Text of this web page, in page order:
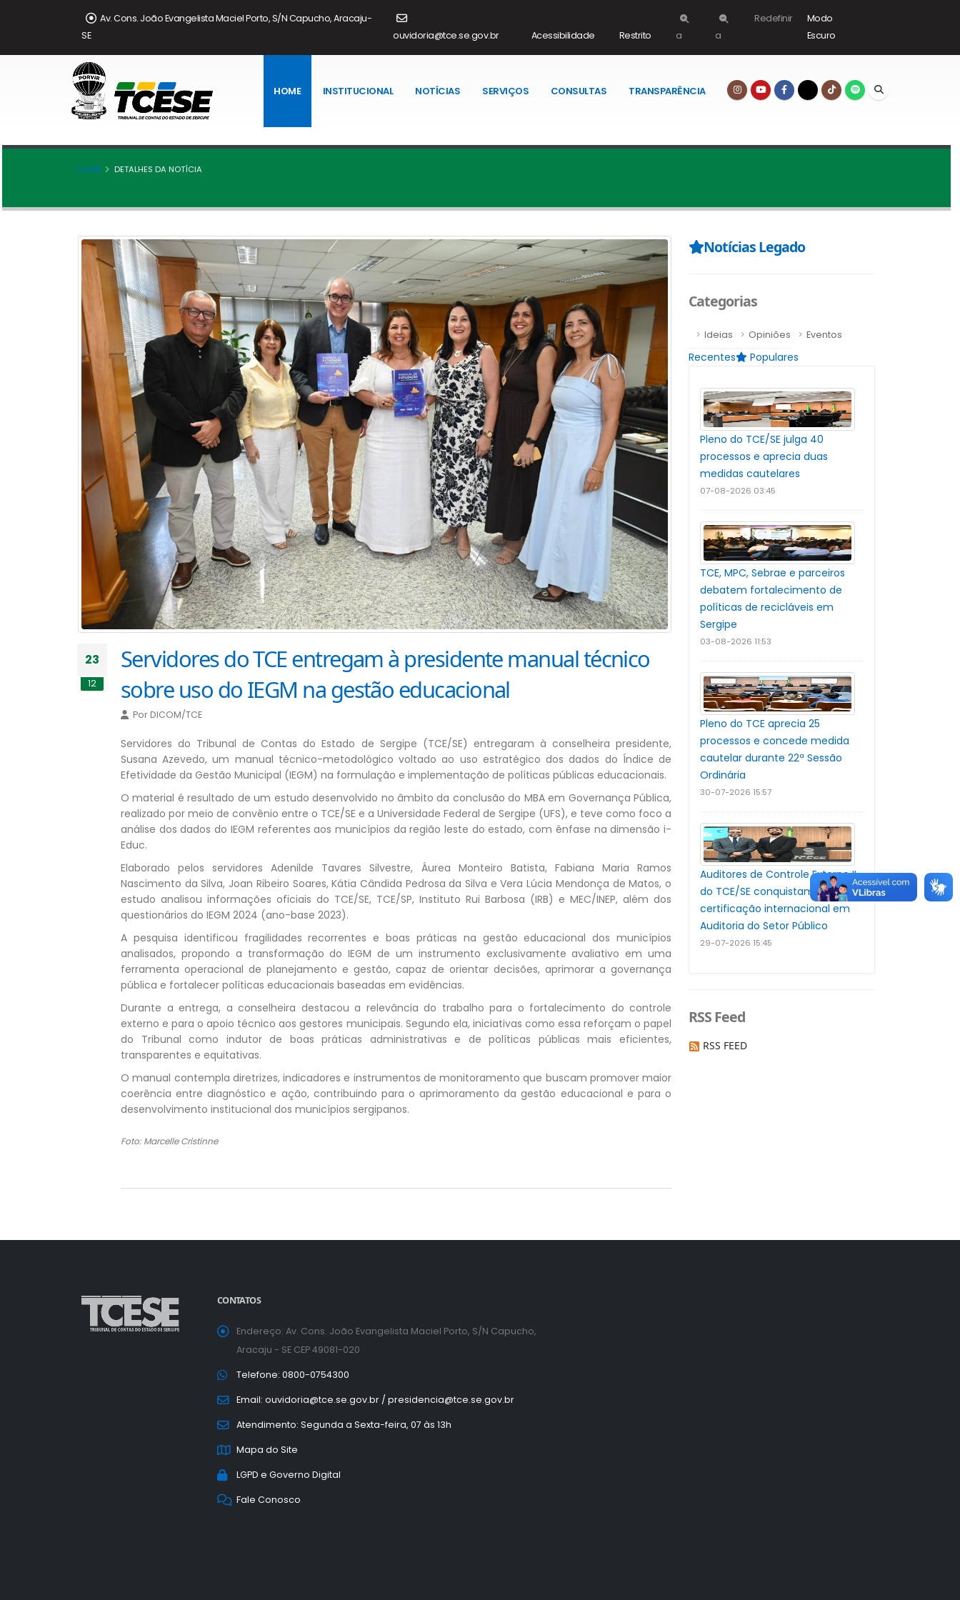
Av. Cons. João Evangelista Maciel Porto, S/N Capucho, Aracaju-
SE
ouvidoria@tce.se.gov.br Acessibilidade Restrito a a
Redefinir
Modo
Escuro
HOME INSTITUCIONAL NOTÍCIAS SERVIÇOS CONSULTAS TRANSPARÊNCIA
HOME DETALHES DA NOTÍCIA
23
12
Servidores do TCE entregam à presidente manual técnico
sobre uso do IEGM na gestão educacional
PorDICOM/TCE
Servidores do Tribunal de Contas do Estado de Sergipe (TCE/SE) entregaram à conselheira presidente,
Susana Azevedo, um manual técnico-metodológico voltado ao uso estratégico dos dados do Índice de
Efetividade da Gestão Municipal (IEGM) na formulação e implementação de políticas públicas educacionais.​
O material é resultado de um estudo desenvolvido no âmbito da conclusão do MBA em Governança Pública,
realizado por meio de convênio entre o TCE/SE e a Universidade Federal de Sergipe (UFS), e teve como foco a
análise dos dados do IEGM referentes aos municípios da região leste do estado, com ênfase na dimensão i-
Educ.
Elaborado pelos servidores Adenilde Tavares Silvestre, Áurea Monteiro Batista, Fabiana Maria Ramos
Nascimento da Silva, Joan Ribeiro Soares, Kátia Cândida Pedrosa da Silva e Vera Lúcia Mendonça de Matos, o
estudo analisou informações oficiais do TCE/SE, TCE/SP, Instituto Rui Barbosa (IRB) e MEC/INEP, além dos
questionários do IEGM 2024 (ano-base 2023).
A pesquisa identificou fragilidades recorrentes e boas práticas na gestão educacional dos municípios
analisados, propondo a transformação do IEGM de um instrumento exclusivamente avaliativo em uma
ferramenta operacional de planejamento e gestão, capaz de orientar decisões, aprimorar a governança
pública e fortalecer políticas educacionais baseadas em evidências.
Durante a entrega, a conselheira destacou a relevância do trabalho para o fortalecimento do controle
externo e para o apoio técnico aos gestores municipais. Segundo ela, iniciativas como essa reforçam o papel
do Tribunal como indutor de boas práticas administrativas e de políticas públicas mais eficientes,
transparentes e equitativas.
O manual contempla diretrizes, indicadores e instrumentos de monitoramento que buscam promover maior
coerência entre diagnóstico e ação, contribuindo para o aprimoramento da gestão educacional e para o
desenvolvimento institucional dos municípios sergipanos.
Foto: Marcelle Cristinne
Notícias Legado
Categorias
Ideias Opiniões Eventos
Recentes Populares
Pleno do TCE/SE julga 40
processos e aprecia duas
medidas cautelares
07-08-2026 03:45
TCE, MPC, Sebrae e parceiros
debatem fortalecimento de
políticas de recicláveis em
Sergipe
03-08-2026 11:53
Pleno do TCE aprecia 25
processos e concede medida
cautelar durante 22ª Sessão
Ordinária
30-07-2026 15:57
Auditores de Controle Externo II
do TCE/SE conquistam
certificação internacional em
Auditoria do Setor Público
29-07-2026 15:45
RSS Feed
RSS FEED
a a normal
CONTATOS
Endereço: Av. Cons. João Evangelista Maciel Porto, S/N Capucho,
Aracaju - SE CEP 49081-020
Telefone: 0800-0754300
Email: ouvidoria@tce.se.gov.br / presidencia@tce.se.gov.br
Atendimento: Segunda a Sexta-feira, 07 às 13h
Mapa do Site
LGPD e Governo Digital
Fale Conosco